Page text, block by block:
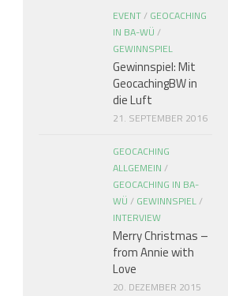
EVENT/ GEOCACHING
IN BA-WÜ /
GEWINNSPIEL
Gewinnspiel: Mit
GeocachingBW in
die Luft
21. SEPTEMBER 2016
GEOCACHING
ALLGEMEIN /
GEOCACHING IN BA-
WÜ / GEWINNSPIEL/
INTERVIEW
Merry Christmas –
from Annie with
Love
20. DEZEMBER 2015